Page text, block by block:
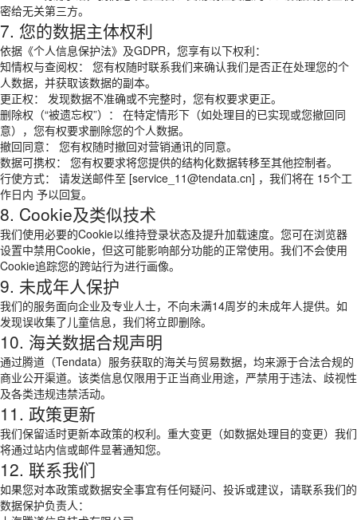
密给无关第三方。
7. 您的数据主体权利
依据《个人信息保护法》及GDPR，您享有以下权利：
知情权与查阅权： 您有权随时联系我们来确认我们是否正在处理您的个
人数据，并获取该数据的副本。
更正权： 发现数据不准确或不完整时，您有权要求更正。
删除权（“被遗忘权”）： 在特定情形下（如处理目的已实现或您撤回同
意），您有权要求删除您的个人数据。
撤回同意： 您有权随时撤回对营销通讯的同意。
数据可携权： 您有权要求将您提供的结构化数据转移至其他控制者。
行使方式： 请发送邮件至 [service_11@tendata.cn] ，我们将在 15个工
作日内 予以回复。
8. Cookie及类似技术
我们使用必要的Cookie以维持登录状态及提升加载速度。您可在浏览器
设置中禁用Cookie，但这可能影响部分功能的正常使用。我们不会使用
Cookie追踪您的跨站行为进行画像。
9. 未成年人保护
我们的服务面向企业及专业人士，不向未满14周岁的未成年人提供。如
发现误收集了儿童信息，我们将立即删除。
10. 海关数据合规声明
通过腾道（Tendata）服务获取的海关与贸易数据，均来源于合法合规的
商业公开渠道。该类信息仅限用于正当商业用途，严禁用于违法、歧视性
及各类违规违禁活动。
11. 政策更新
我们保留适时更新本政策的权利。重大变更（如数据处理目的变更）我们
将通过站内信或邮件显著通知您。
12. 联系我们
如果您对本政策或数据安全事宜有任何疑问、投诉或建议，请联系我们的
数据保护负责人：